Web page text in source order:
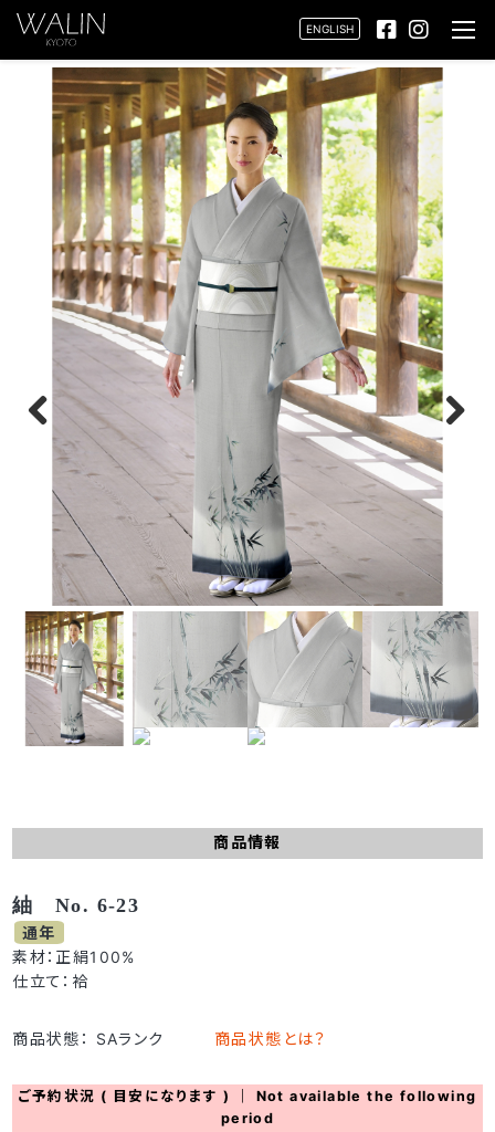
ENGLISH
Previ
Next
商品情報
紬 No. 6-23
通年
素材：正絹100%
仕立て：袷
商品状態： SAランク 商品状態とは？
ご予約状況 ( 目安になります ) ｜ Not available the following
period